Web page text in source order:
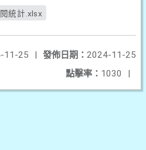
統計.xlsx
發佈日期： 2024-11-25
11-25
|
點擊率： 1030 |